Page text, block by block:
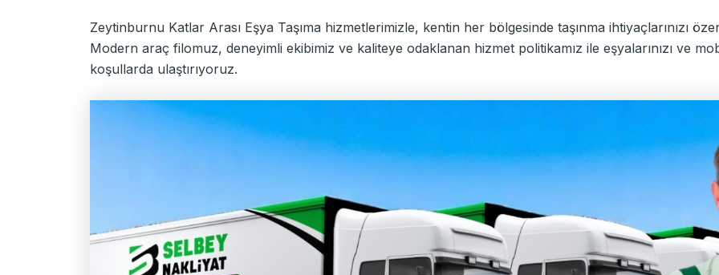
Zeytinburnu Katlar Arası Eşya Taşıma hizmetlerimizle, kentin her bölgesinde taşınma ihtiyaçlarınızı
Modern araç filomuz, deneyimli ekibimiz ve kaliteye odaklanan hizmet politikamız ile eşyalarınızı ve
koşullarda ulaştırıyoruz.